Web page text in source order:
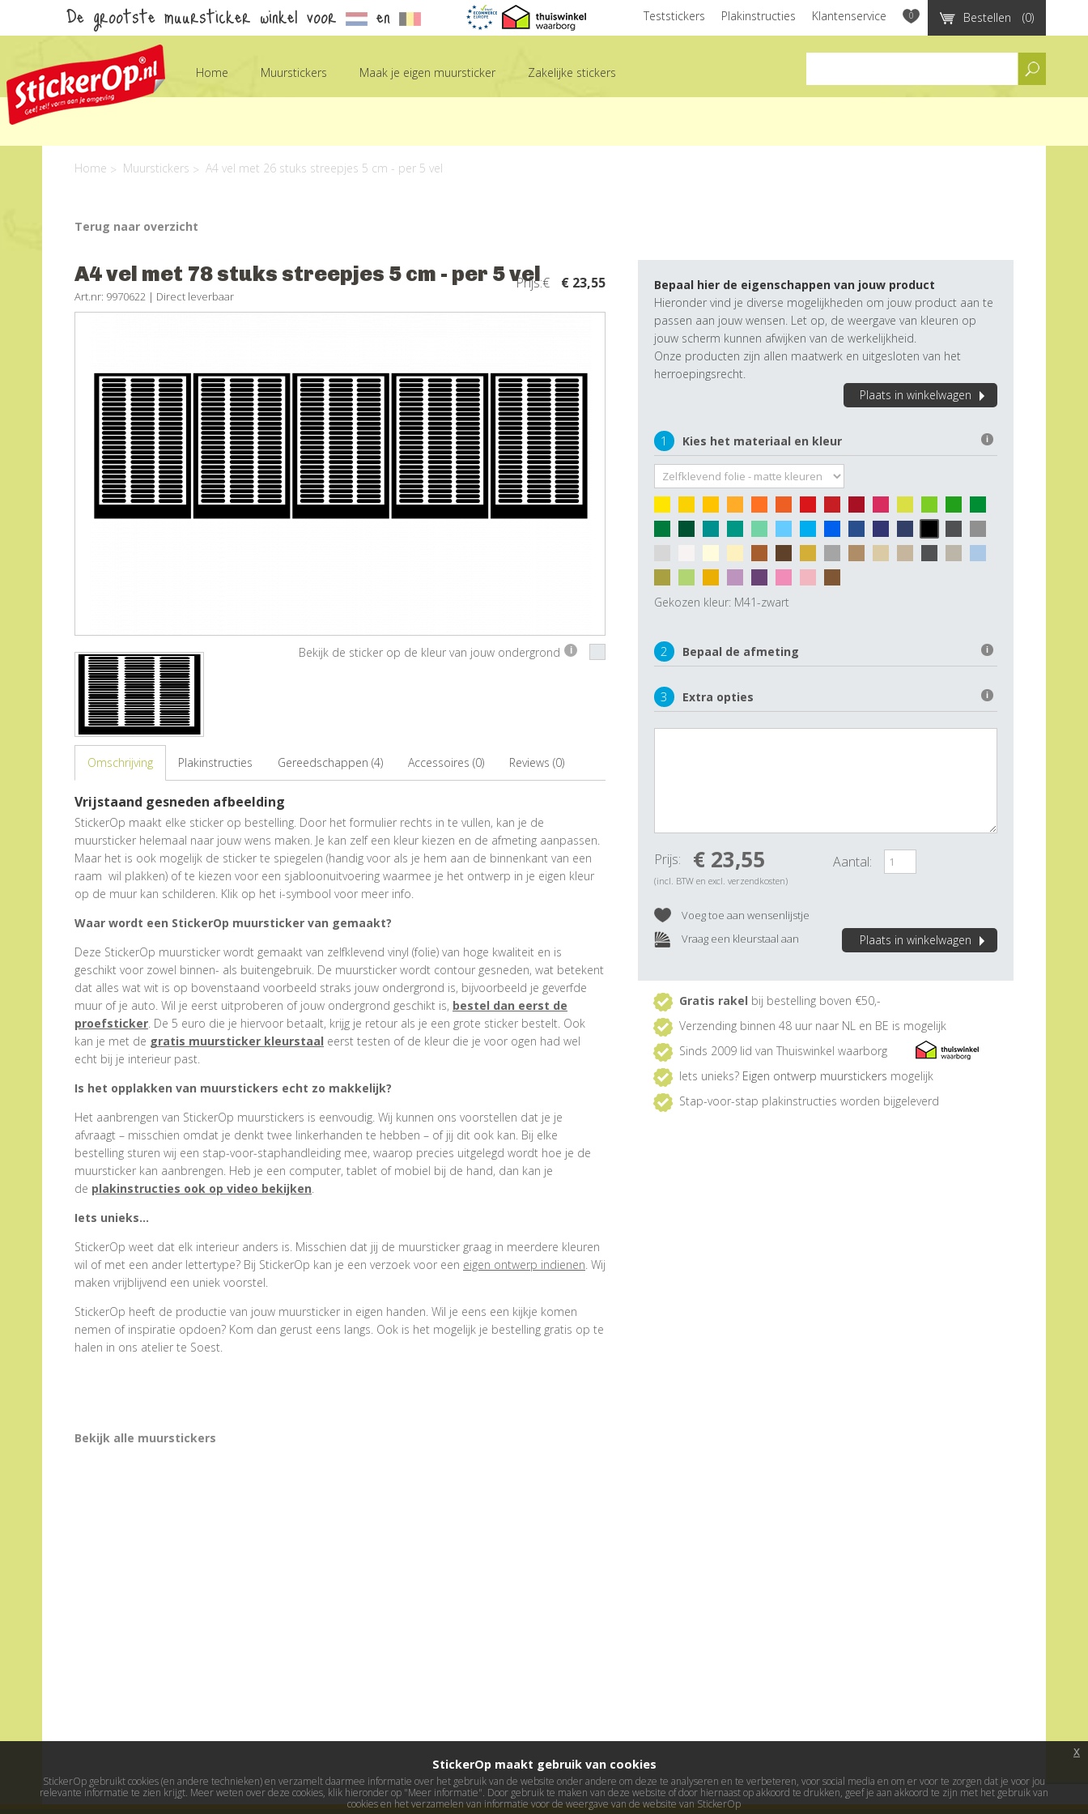
De grootste muursticker winkel voor en Bestellen (0)
Teststickers Plakinstructies Klantenservice 0
Home Muurstickers Maak je eigen muursticker Zakelijke stickers
Home Muurstickers A4 vel met 26 stuks streepjes 5 cm - per 5 vel
Terug naar overzicht
A4 vel met 78 stuks streepjes 5 cm - per 5 vel
Art.nr: 9970622 | Direct leverbaar
Prijs:€ € 23,55
Bekijk de sticker op de kleur van jouw ondergrond i
Omschrijving Plakinstructies Gereedschappen (4) Accessoires (0) Reviews (0)
Vrijstaand gesneden afbeelding
StickerOp maakt elke sticker op bestelling. Door het formulier rechts in te vullen, kan je de
muursticker helemaal naar jouw wens maken. Je kan zelf een kleur kiezen en de afmeting aanpassen.
Maar het is ook mogelijk de sticker te spiegelen (handig voor als je hem aan de binnenkant van een
raam wil plakken) of te kiezen voor een sjabloonuitvoering waarmee je het ontwerp in je eigen kleur
op de muur kan schilderen. Klik op het i-symbool voor meer info.
Waar wordt een StickerOp muursticker van gemaakt?
Deze StickerOp muursticker wordt gemaakt van zelfklevend vinyl (folie) van hoge kwaliteit en is
geschikt voor zowel binnen- als buitengebruik. De muursticker wordt contour gesneden, wat betekent
dat alles wat wit is op bovenstaand voorbeeld straks jouw ondergrond is, bijvoorbeeld je geverfde
muur of je auto. Wil je eerst uitproberen of jouw ondergrond geschikt is, bestel dan eerst de
proefsticker. De 5 euro die je hiervoor betaalt, krijg je retour als je een grote sticker bestelt. Ook
kan je met de gratis muursticker kleurstaal eerst testen of de kleur die je voor ogen had wel
echt bij je interieur past.
Is het opplakken van muurstickers echt zo makkelijk?
Het aanbrengen van StickerOp muurstickers is eenvoudig. Wij kunnen ons voorstellen dat je je
afvraagt – misschien omdat je denkt twee linkerhanden te hebben – of jij dit ook kan. Bij elke
bestelling sturen wij een stap-voor-staphandleiding mee, waarop precies uitgelegd wordt hoe je de
muursticker kan aanbrengen. Heb je een computer, tablet of mobiel bij de hand, dan kan je
de plakinstructies ook op video bekijken.
Iets unieks…
StickerOp weet dat elk interieur anders is. Misschien dat jij de muursticker graag in meerdere kleuren
wil of met een ander lettertype? Bij StickerOp kan je een verzoek voor een eigen ontwerp indienen. Wij
maken vrijblijvend een uniek voorstel.
StickerOp heeft de productie van jouw muursticker in eigen handen. Wil je eens een kijkje komen
nemen of inspiratie opdoen? Kom dan gerust eens langs. Ook is het mogelijk je bestelling gratis op te
halen in ons atelier te Soest.
Bekijk alle muurstickers
Bepaal hier de eigenschappen van jouw product
Hieronder vind je diverse mogelijkheden om jouw product aan te
passen aan jouw wensen. Let op, de weergave van kleuren op
jouw scherm kunnen afwijken van de werkelijkheid.
Onze producten zijn allen maatwerk en uitgesloten van het
herroepingsrecht.
Plaats in winkelwagen
1 Kies het materiaal en kleur i
Gekozen kleur: M41-zwart
2 Bepaal de afmeting i
3 Extra opties i
Plaats in winkelwagen
Prijs: € 23,55
(incl. BTW en excl. verzendkosten)
Aantal:
Voeg toe aan wensenlijstje
Vraag een kleurstaal aan
Gratis rakel bij bestelling boven €50,-
Verzending binnen 48 uur naar NL en BE is mogelijk
Sinds 2009 lid van Thuiswinkel waarborg
Iets unieks? Eigen ontwerp muurstickers mogelijk
Stap-voor-stap plakinstructies worden bijgeleverd
StickerOp maakt gebruik van cookies
StickerOp gebruikt cookies (en andere technieken) en verzamelt daarmee informatie over het gebruik van de website onder andere om deze te analyseren en te verbeteren, voor social media en om er voor te zorgen dat je voor jou
relevante informatie te zien krijgt. Meer weten over deze cookies, klik hieronder op "Meer informatie". Door gebruik te maken van deze website of door hiernaast op akkoord te drukken, geef je aan akkoord te zijn met het gebruik van
cookies en het verzamelen van informatie voor de weergave van de website van StickerOp
x